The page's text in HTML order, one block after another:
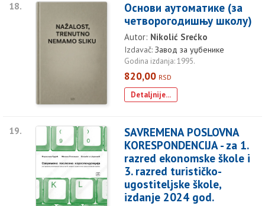
18.
Основи аутоматике (за
четворогодишњу школу)
Autor: Nikolić Srećko
Izdavač: Завод за уџбенике
Godina izdanja: 1995.
820,00 RSD
Detaljnije...
19.
SAVREMENA POSLOVNA
KORESPONDENCIJA - za 1.
razred ekonomske škole i
3. razred turističko-
ugostiteljske škole,
izdanje 2024 god.